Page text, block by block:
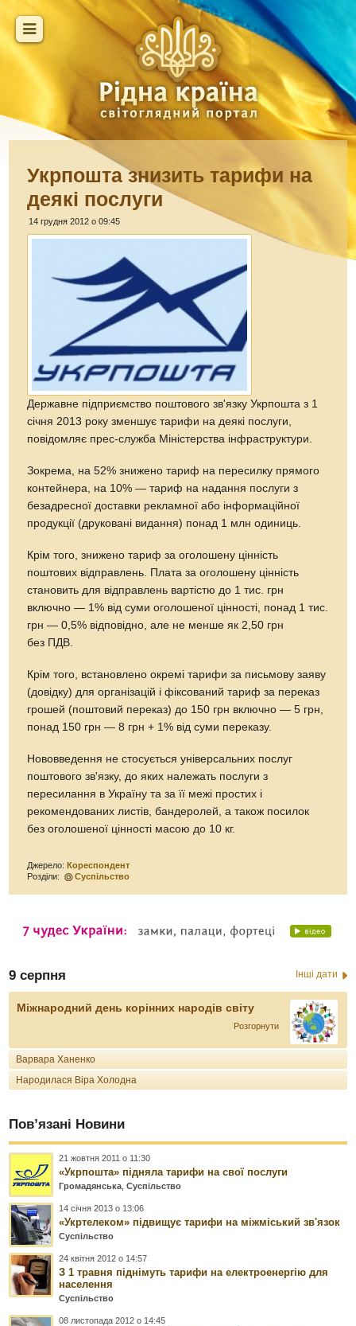
Укрпошта знизить тарифи на
деякі послуги
14 грудня 2012 о 09:45
Державне підприємство поштового зв'язку Укрпошта з 1
січня 2013 року зменшує тарифи на деякі послуги,
повідомляє прес-служба Міністерства інфраструктури.
Зокрема, на 52% знижено тариф на пересилку прямого
контейнера, на 10% — тариф на надання послуги з
безадресної доставки рекламної або інформаційної
продукції (друковані видання) понад 1 млн одиниць.
Крім того, знижено тариф за оголошену цінність
поштових відправлень. Плата за оголошену цінність
становить для відправлень вартістю до 1 тис. грн
включно — 1% від суми оголошеної цінності, понад 1 тис.
грн — 0,5% відповідно, але не менше як 2,50 грн
без ПДВ.
Крім того, встановлено окремі тарифи за письмову заяву
(довідку) для організацій і фіксований тариф за переказ
грошей (поштовий переказ) до 150 грн включно — 5 грн,
понад 150 грн — 8 грн + 1% від суми переказу.
Нововведення не стосується універсальних послуг
поштового зв'язку, до яких належать послуги з
пересилання в Україну та за її межі простих і
рекомендованих листів, бандеролей, а також посилок
без оголошеної цінності масою до 10 кг.
Джерело:Кореспондент
Розділи:
Суспільство
9 серпня Інші дати
Міжнародний день корінних народів світу
Розгорнути
Варвара Ханенко
Народилася Віра Холодна
Пов’язані Новини
21 жовтня 2011 о 11:30
«Укрпошта» підняла тарифи на свої послуги
Громадянська ,Суспільство
14 січня 2013 о 13:06
«Укртелеком» підвищує тарифи на міжміський зв'язок
Суспільство
24 квітня 2012 о 14:57
З 1 травня піднімуть тарифи на електроенергію для
населення
Суспільство
08 листопада 2012 о 14:45